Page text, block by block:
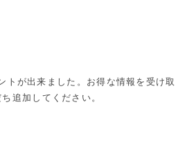
トが出来ました。お得な情報を受け取
追加してください。